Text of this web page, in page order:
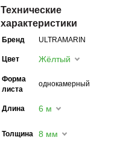
Технические
характеристики
Бренд ULTRAMARIN
Цвет Жёлтый
Форма
листа
однокамерный
Длина 6 м
Толщина 8 мм